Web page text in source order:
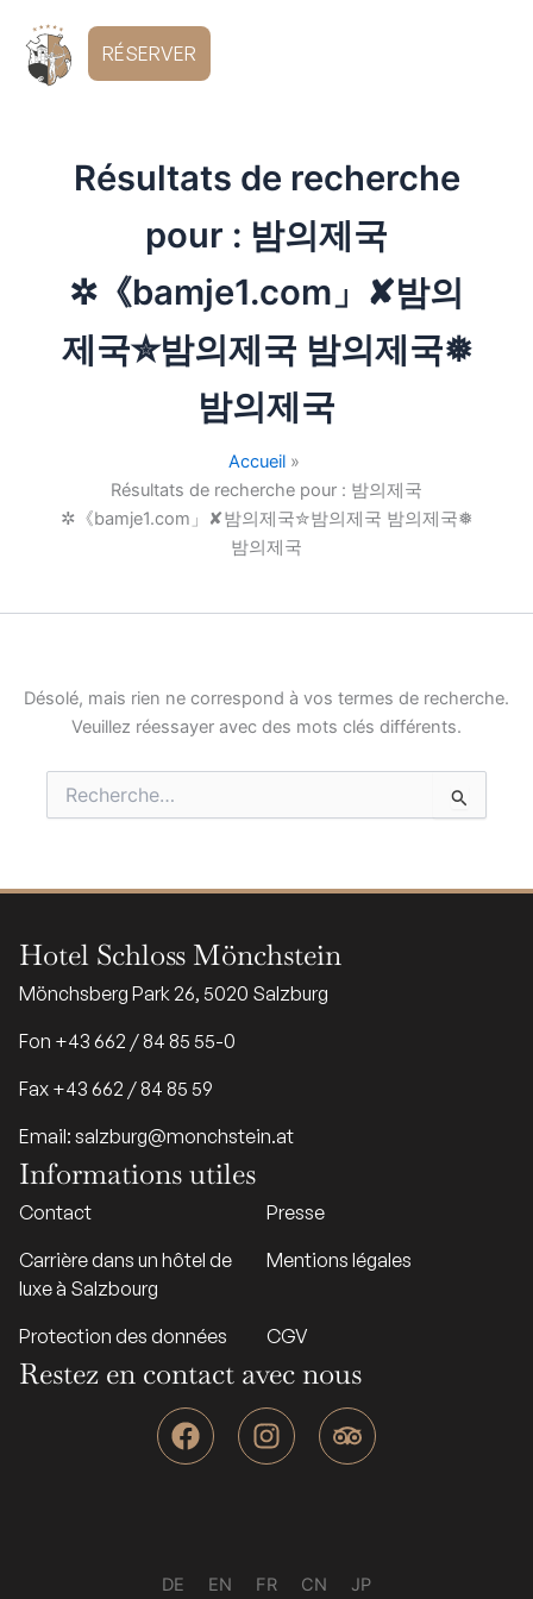
contenu
RÉSERVER
Résultats de recherche
pour : 밤의제국
✲《bamje1.com」✘밤의
제국✮밤의제국 밤의제국❅
밤의제국
Accueil
Résultats de recherche pour : 밤의제국
✲《bamje1.com」✘밤의제국✮밤의제국 밤의제국❅
밤의제국
Désolé, mais rien ne correspond à vos termes de recherche.
Veuillez réessayer avec des mots clés différents.
Rechercher :
Hotel Schloss Mönchstein
Mönchsberg Park 26, 5020 Salzburg
Fon +43 662 / 84 85 55-0
Fax +43 662 / 84 85 59
Email: salzburg@monchstein.at
Informations utiles
Contact
Presse
Carrière dans un hôtel de
luxe à Salzbourg
Mentions légales
Protection des données CGV
Restez en contact avec nous
F
a
c
I
n
s
r
T
r
i
v
DE EN FR CN JP